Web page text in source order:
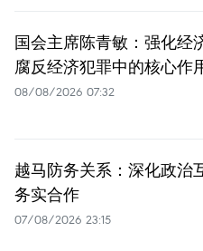
国会主席陈青敏：强化经
腐反经济犯罪中的核心作
08/08/2026 07:32
越马防务关系：深化政治
务实合作
07/08/2026 23:15